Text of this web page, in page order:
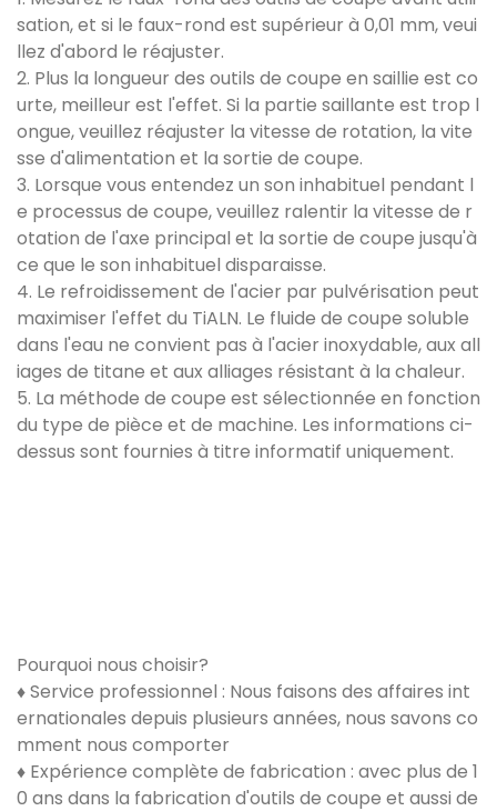
sation, et si le faux-rond est supérieur à 0,01 mm, veui
llez d'abord le réajuster.
2. Plus la longueur des outils de coupe en saillie est co
urte, meilleur est l'effet. Si la partie saillante est trop l
ongue, veuillez réajuster la vitesse de rotation, la vite
sse d'alimentation et la sortie de coupe.
3. Lorsque vous entendez un son inhabituel pendant l
e processus de coupe, veuillez ralentir la vitesse de r
otation de l'axe principal et la sortie de coupe jusqu'à
ce que le son inhabituel disparaisse.
4. Le refroidissement de l'acier par pulvérisation peut
maximiser l'effet du TiALN. Le fluide de coupe soluble
dans l'eau ne convient pas à l'acier inoxydable, aux all
iages de titane et aux alliages résistant à la chaleur.
5. La méthode de coupe est sélectionnée en fonction
du type de pièce et de machine. Les informations ci-
dessus sont fournies à titre informatif uniquement.
Pourquoi nous choisir?
♦ Service professionnel : Nous faisons des affaires int
ernationales depuis plusieurs années, nous savons co
mment nous comporter
♦ Expérience complète de fabrication : avec plus de 1
0 ans dans la fabrication d'outils de coupe et aussi de